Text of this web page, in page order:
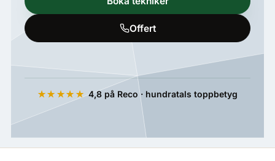
Offert
★★★★★ 4,8 på Reco · hundratals toppbetyg